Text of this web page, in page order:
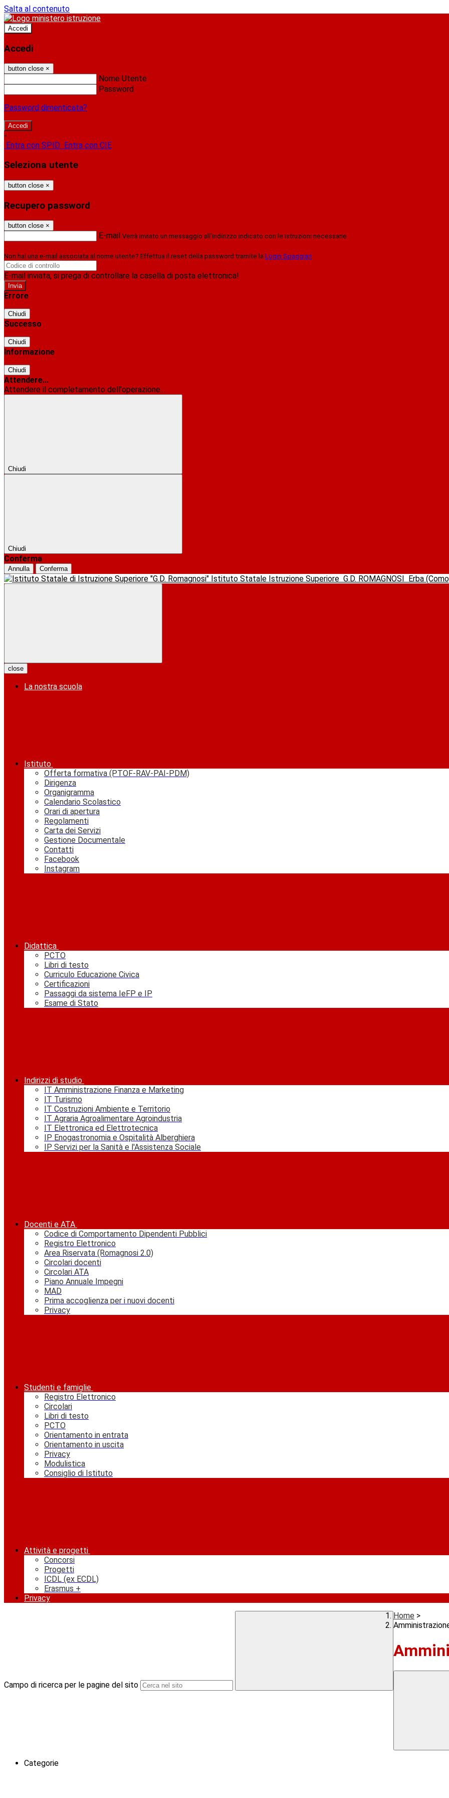
Salta al contenuto
Accedi
Accedi
button close ×
Nome Utente
Password
Password dimenticata?
-
Entra con SPID Entra con CIE
Seleziona utente
button close ×
Recupero password
button close ×
E-mail Verrà inviato un messaggio all'indirizzo indicato con le istruzioni necessarie.
Non hai una e-mail associata al nome utente? Effettua il reset della password tramite la Login Spaggiari
E-mail inviata, si prega di controllare la casella di posta elettronica!
Errore
Chiudi
Successo
Chiudi
Informazione
Chiudi
Attendere...
Attendere il completamento dell'operazione...
Chiudi
Chiudi
Conferma
Annulla Conferma
Istituto Statale Istruzione Superiore G.D. ROMAGNOSI Erba
close
La nostra scuola
Istituto
Offerta formativa (PTOF-RAV-PAI-PDM)
Dirigenza
Organigramma
Calendario Scolastico
Orari di apertura
Regolamenti
Carta dei Servizi
Gestione Documentale
Contatti
Facebook
Instagram
Didattica
PCTO
Libri di testo
Curriculo Educazione Civica
Certificazioni
Passaggi da sistema IeFP e IP
Esame di Stato
Indirizzi di studio
IT Amministrazione Finanza e Marketing
IT Turismo
IT Costruzioni Ambiente e Territorio
IT Agraria Agroalimentare Agroindustria
IT Elettronica ed Elettrotecnica
IP Enogastronomia e Ospitalità Alberghiera
IP Servizi per la Sanità e l'Assistenza Sociale
Docenti e ATA
Codice di Comportamento Dipendenti Pubblici
Registro Elettronico
Area Riservata (Romagnosi 2.0)
Circolari docenti
Circolari ATA
Piano Annuale Impegni
MAD
Prima accoglienza per i nuovi docenti
Privacy
Studenti e famiglie
Registro Elettronico
Circolari
Libri di testo
PCTO
Orientamento in entrata
Orientamento in uscita
Privacy
Modulistica
Consiglio di Istituto
Attività e progetti
Concorsi
Progetti
ICDL (ex ECDL)
Erasmus +
Privacy
Campo di ricerca per le pagine del sito
Home >
Categorie